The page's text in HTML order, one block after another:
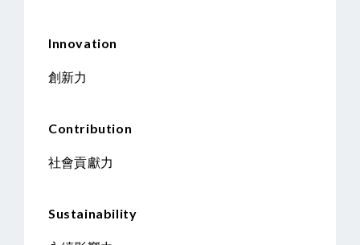
Innovation
創新力
Contribution
社會貢獻力
Sustainability